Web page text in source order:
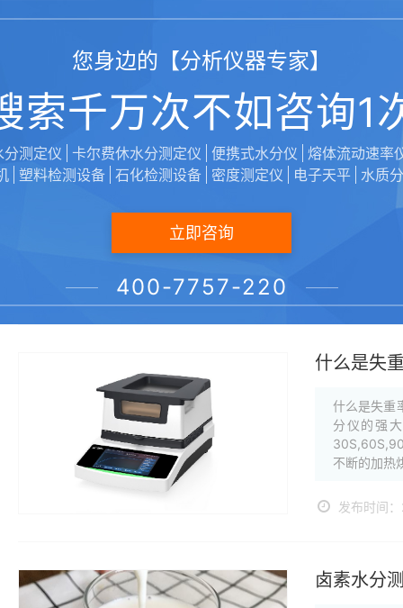
用卤素水
卤素水分
强稳定性
发布时间
什么是失
什么是失重
分仪的强
不断的加热
发布时间
卤素水分
您身边的【分析仪器专家】
索千万次不如咨询1
分测定仪 卡尔费休水分测定仪 便携式水分仪 熔体流动速率
塑料检测设备 石化检测设备 密度测定仪 电子天平 水质
立即咨询
400-7757-220